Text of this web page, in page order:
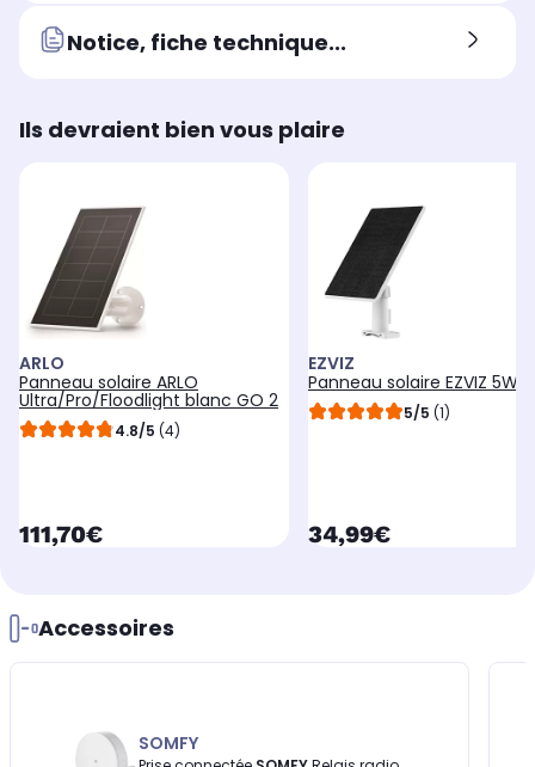
Notice, fiche technique...
Ils devraient bien vous plaire
ARLO
Panneau solaire ARLO
Ultra/Pro/Floodlight blanc GO 2
4.8/5 (4)
currentPrice
111,70€
EZVIZ
Panneau solaire EZVIZ 5W
5/5 (1)
currentPrice
34,99€
Accessoires
SOMFY